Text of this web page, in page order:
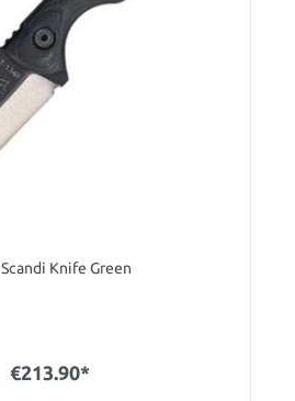
Knife Green
€213.90*